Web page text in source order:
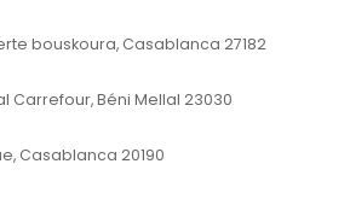
bouskoura, Casablanca 27182
Carrefour, Béni Mellal 23030
Casablanca 20190